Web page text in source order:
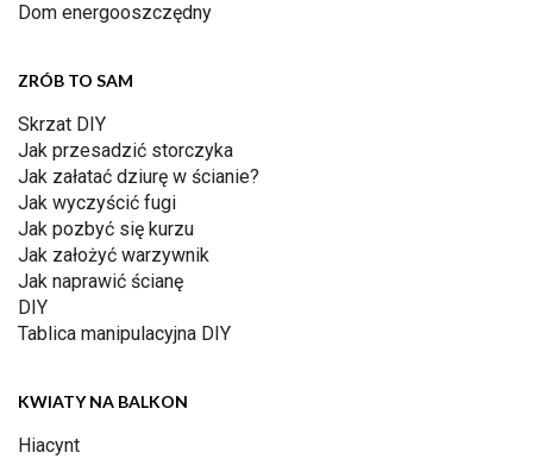
Dom energooszczędny
ZRÓB TO SAM
Skrzat DIY
Jak przesadzić storczyka
Jak załatać dziurę w ścianie?
Jak wyczyścić fugi
Jak pozbyć się kurzu
Jak założyć warzywnik
Jak naprawić ścianę
DIY
Tablica manipulacyjna DIY
KWIATY NA BALKON
Hiacynt